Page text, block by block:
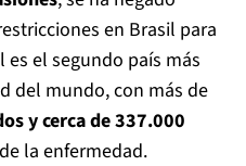
en Brasil para
es el segundo país más
del mundo, con más de
y cerca de 337.000
la enfermedad.